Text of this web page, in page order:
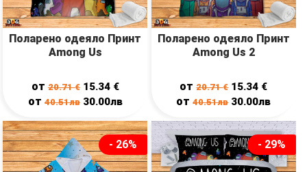
Поларено одеяло Принт
Among Us
от20.71€ 15.34 €
от40.51лв 30.00лв
Поларено одеяло Принт
Among Us 2
от20.71€ 15.34 €
от40.51лв 30.00лв
- 26% - 29%